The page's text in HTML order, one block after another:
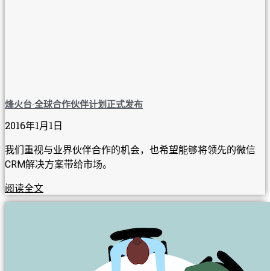
烽火台·全球合作伙伴计划正式发布
2016年1月1日
我们重视与业界伙伴合作的机会，也希望能够将领先的微信
CRM解决方案带给市场。
阅读全文